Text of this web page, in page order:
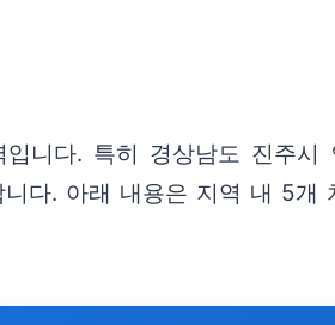
니다. 특히 경상남도 진주시
. 아래 내용은 지역 내 5개